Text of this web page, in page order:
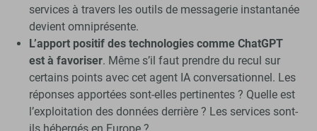
services à travers les outils de messagerie instantanée
devient omniprésente.
L’apport positif des technologies comme ChatGPT
est à favoriser. Même s’il faut prendre du recul sur
certains points avec cet agent IA conversationnel. Les
réponses apportées sont-elles pertinentes ? Quelle est
l’exploitation des données derrière ? Les services sont-
ils hébergés en Europe ?